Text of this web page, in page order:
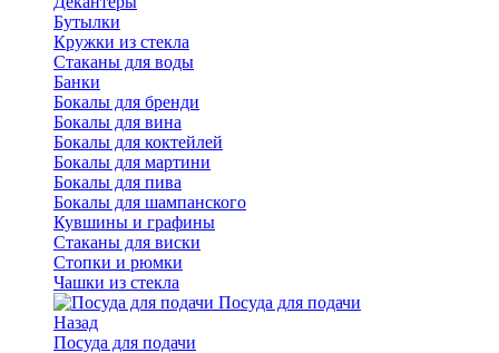
Бутылки
Кружки из стекла
Стаканы для воды
Банки
Бокалы для бренди
Бокалы для вина
Бокалы для коктейлей
Бокалы для мартини
Бокалы для пива
Бокалы для шампанского
Кувшины и графины
Стаканы для виски
Стопки и рюмки
Чашки из стекла
Посуда для подачи
Назад
Посуда для подачи